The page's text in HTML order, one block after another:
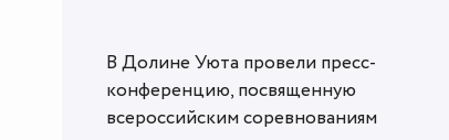
В Долине Уюта провели пресс-
конференцию, посвященную
всероссийским соревнованиям